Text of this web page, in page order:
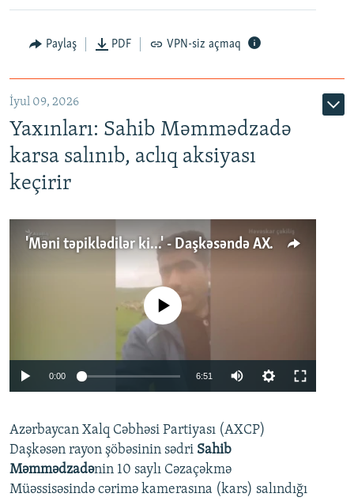
Paylaş PDF VPN-siz açmaq
İyul 09, 2026
Yaxınları: Sahib Məmmədzadə
karsa salınıb, aclıq aksiyası
keçirir
'Məni təpiklədilər ki...' - Daşkəsəndə AXCP fəalının yaxınları onun həbsinə etiraz edirlər
Auto 240p 360p
720p 1080p
No media source currently available
0:00 6:51
360p
720p
Azərbaycan Xalq Cəbhəsi Partiyası (AXCP)
Daşkəsən rayon şöbəsinin sədri Sahib
Məmmədzadənin 10 saylı Cəzaçəkmə
Müəssisəsində cərimə kamerasına (kars) salındığı